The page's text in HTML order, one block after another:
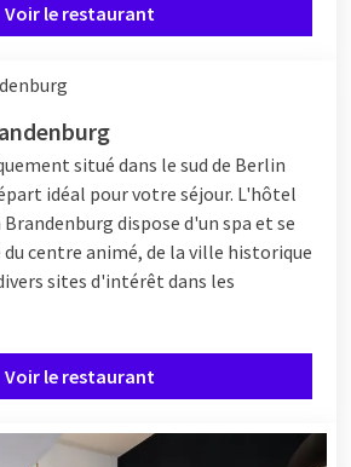
Voir le restaurant
situé dans le sud de Berlin
idéal pour votre séjour. L'hôtel
dispose d'un spa et se
centre animé, de la ville historique
sites d'intérêt dans les
Voir le restaurant